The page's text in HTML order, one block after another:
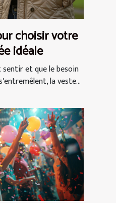
choisir votre
idéale
et que le besoin
la veste...